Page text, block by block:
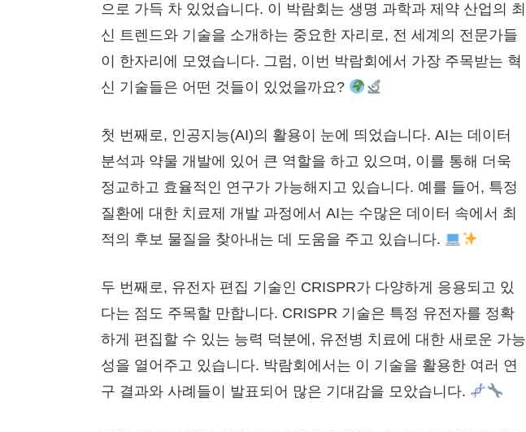
으로 가득 차 있었습니다. 이 박람회는 생명 과학과 제약 산업의 최
신 트렌드와 기술을 소개하는 중요한 자리로, 전 세계의 전문가들
이 한자리에 모였습니다. 그럼, 이번 박람회에서 가장 주목받는 혁
신 기술들은 어떤 것들이 있었을까요?
첫 번째로, 인공지능(AI)의 활용이 눈에 띄었습니다. AI는 데이터
분석과 약물 개발에 있어 큰 역할을 하고 있으며, 이를 통해 더욱
정교하고 효율적인 연구가 가능해지고 있습니다. 예를 들어, 특정
질환에 대한 치료제 개발 과정에서 AI는 수많은 데이터 속에서 최
적의 후보 물질을 찾아내는 데 도움을 주고 있습니다.
두 번째로, 유전자 편집 기술인 CRISPR가 다양하게 응용되고 있
다는 점도 주목할 만합니다. CRISPR 기술은 특정 유전자를 정확
하게 편집할 수 있는 능력 덕분에, 유전병 치료에 대한 새로운 가능
성을 열어주고 있습니다. 박람회에서는 이 기술을 활용한 여러 연
구 결과와 사례들이 발표되어 많은 기대감을 모았습니다.